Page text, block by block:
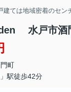
建ては地域密着のセン
水戸市
町
駅徒歩42分